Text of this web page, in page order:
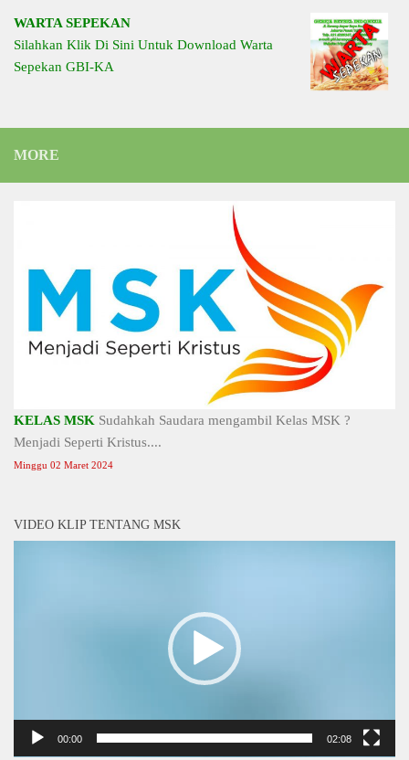
WARTA SEPEKAN
Silahkan Klik Di Sini Untuk Download Warta
Sepekan GBI-KA
MORE
KELAS MSK Sudahkah Saudara mengambil Kelas MSK ?
Menjadi Seperti Kristus....
Minggu 02 Maret 2024
VIDEO KLIP TENTANG MSK
00:00 02:08